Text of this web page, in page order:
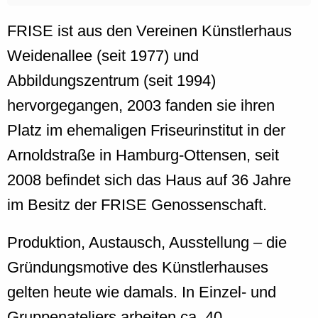
FRISE ist aus den Vereinen Künstlerhaus
Weidenallee (seit 1977) und
Abbildungszentrum (seit 1994)
hervorgegangen, 2003 fanden sie ihren
Platz im ehemaligen Friseurinstitut in der
Arnoldstraße in Hamburg-Ottensen, seit
2008 befindet sich das Haus auf 36 Jahre
im Besitz der FRISE Genossenschaft.
Produktion, Austausch, Ausstellung – die
Gründungsmotive des Künstlerhauses
gelten heute wie damals. In Einzel- und